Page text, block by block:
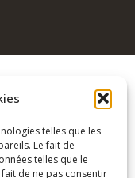
telles que les
Le fait de
telles que le
de ne pas consentir